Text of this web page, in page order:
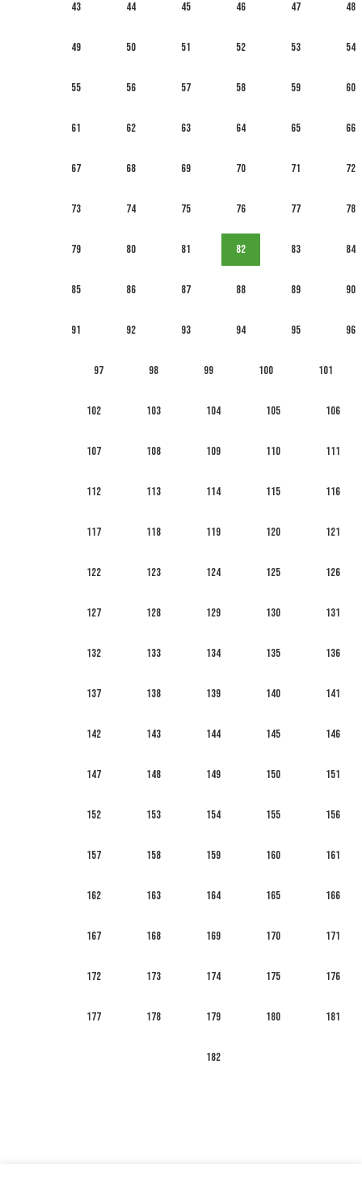
43 44 45 46 47 48
49 50 51 52 53 54
55 56 57 58 59 60
61 62 63 64 65 66
67 68 69 70 71 72
73 74 75 76 77 78
79 80 81 82 83 84
85 86 87 88 89 90
91 92 93 94 95 96
97 98 99 100 101
102 103 104 105 106
107 108 109 110 111
112 113 114 115 116
117 118 119 120 121
122 123 124 125 126
127 128 129 130 131
132 133 134 135 136
137 138 139 140 141
142 143 144 145 146
147 148 149 150 151
152 153 154 155 156
157 158 159 160 161
162 163 164 165 166
167 168 169 170 171
172 173 174 175 176
177 178 179 180 181
182